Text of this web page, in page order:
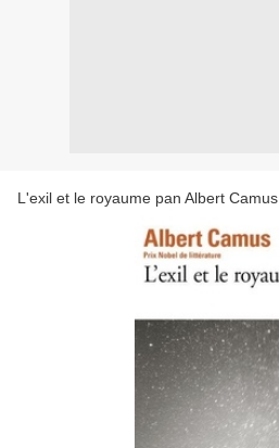
L'exil et le royaume pan Albert Camus